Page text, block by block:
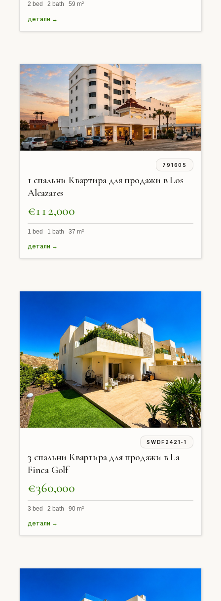
2 bed 2 bath 59 m²
детали →
791605
1 спальни Квартира для продажи в Los
Alcazares
€112,000
1 bed 1 bath 37 m²
детали →
SWDF2421-1
3 спальни Квартира для продажи в La
Finca Golf
€360,000
3 bed 2 bath 90 m²
детали →